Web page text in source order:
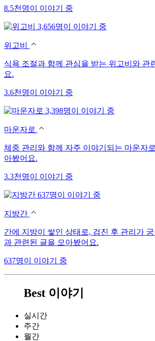
8.5천명이 이야기 중
3,656명이 이야기 중
위고비
식욕 조절과 함께 관심을 받는 위고비와 관
요.
3.6천명이 이야기 중
3,398명이 이야기 중
마운자로
체중 관리와 함께 자주 이야기되는 마운자
아봤어요.
3.3천명이 이야기 중
637명이 이야기 중
지방간
간에 지방이 쌓인 상태로, 검진 후 관리가
과 관련된 글을 모아봤어요.
637명이 이야기 중
Best 이야기
실시간
주간
월간